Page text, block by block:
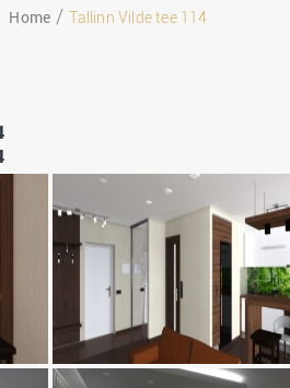
Home Tallinn Vilde tee 114